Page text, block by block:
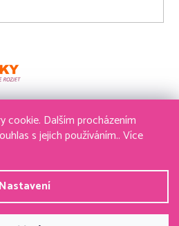
cookie. Dalším procházením
s jejich používáním.. Více
Nastavení